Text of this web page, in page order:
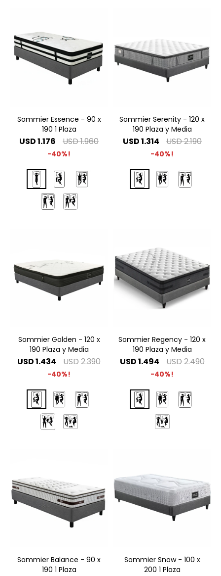
Sommier Essence - 90 x
190 1 Plaza
USD1.176 USD1.960
40
Sommier Serenity - 120 x
190 Plaza y Media
USD1.314 USD2.190
40
Sommier Golden - 120 x
190 Plaza y Media
USD1.434 USD2.390
40
Sommier Regency - 120 x
190 Plaza y Media
USD1.494 USD2.490
40
Sommier Balance - 90 x
190 1 Plaza
Sommier Snow - 100 x
200 1 Plaza